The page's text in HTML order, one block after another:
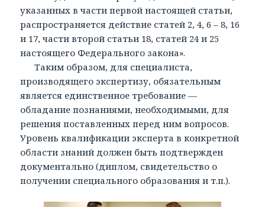
указанных в части первой настоящей статьи,
распространяется действие статей 2, 4, 6 – 8, 16
и 17, части второй статьи 18, статей 24 и 25
настоящего Федерального закона».
Таким образом, для специалиста,
производящего экспертизу, обязательным
является единственное требование —
обладание познаниями, необходимыми, для
решения поставленных перед ним вопросов.
Уровень квалификации эксперта в конкретной
области знаний должен быть подтвержден
документально (диплом, свидетельство о
получении специального образования и т.п.).